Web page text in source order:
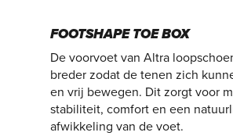
FOOTSHAPE TOE BOX
De voorvoet van Altra
breder zodat de tenen zich
en vrij bewegen. Dit zorgt voor
stabiliteit, comfort en een
afwikkeling van de voet.